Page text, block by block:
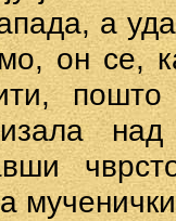
а
он се,